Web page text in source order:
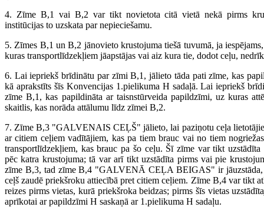
4. Zīme B,1 vai B,2 var tikt novietota citā vietā nekā pirms
institūcijas to uzskata par nepieciešamu.
5. Zīmes B,1 un B,2 jānovieto krustojuma tiešā tuvumā, ja
kuras transportlīdzekļiem jāapstājas vai aiz kura tie, dodot ceļu,
6. Lai iepriekš brīdinātu par zīmi B,1, jālieto tāda pati zīme, kas
kā aprakstīts šīs Konvencijas 1.pielikuma H sadaļā. Lai iepriekš
zīme B,1, kas papildināta ar taisnstūrveida papildzīmi, uz kuras
skaitlis, kas norāda attālumu līdz zīmei B,2.
7. Zīme B,3 "GALVENAIS CEĻŠ" jālieto, lai paziņotu ceļa
ar citiem ceļiem vadītājiem, kas pa tiem brauc vai no tiem
transportlīdzekļiem, kas brauc pa šo ceļu. Šī zīme var tikt uzstādīta
pēc katra krustojuma; tā var arī tikt uzstādīta pirms vai pie
zīme B,3, tad zīme B,4 "GALVENĀ CEĻA BEIGAS" ir jāuzstāda,
ceļš zaudē priekšroku attiecībā pret citiem ceļiem. Zīme B,4 var tikt
reizes pirms vietas, kurā priekšroka beidzas; pirms šīs vietas
aprīkotai ar papildzīmi H saskaņā ar 1.pielikuma H sadaļu.